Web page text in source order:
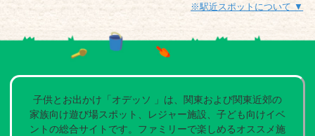
※駅近スポットについて ▼
子供とお出かけ「オデッソ 」は、関東および関東近郊の
家族向け遊び場スポット、レジャー施設、子ども向けイベ
ントの総合サイトです。ファミリーで楽しめるオススメ施